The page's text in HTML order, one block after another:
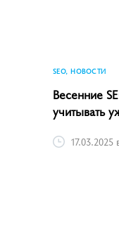
SEO, НОВОСТИ
Весенние
учитывать
17.03.2025